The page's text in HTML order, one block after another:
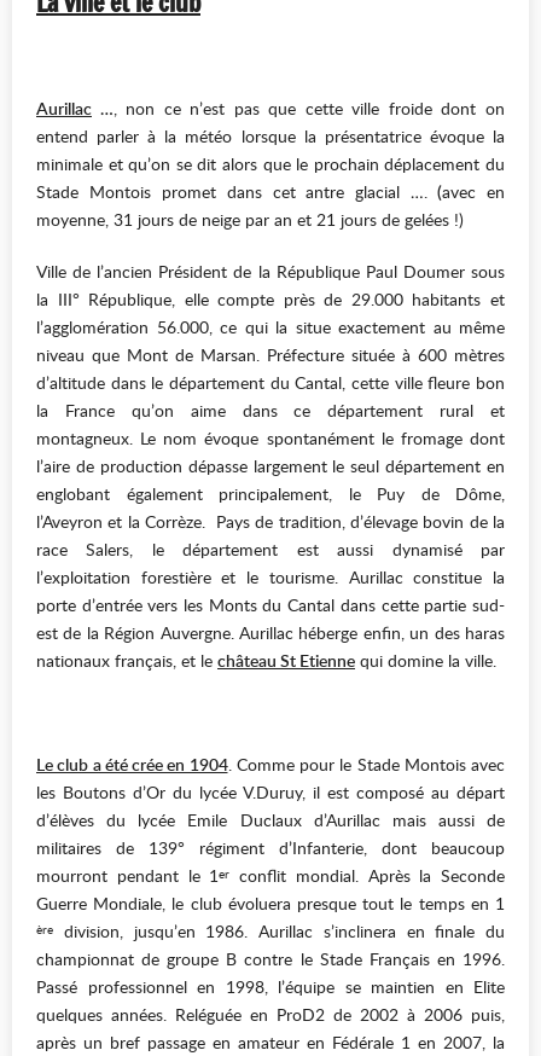
Aurillac …, non ce n’est pas que cette ville froide dont on
entend parler à la météo lorsque la présentatrice évoque la
minimale et qu’on se dit alors que le prochain déplacement du
Stade Montois promet dans cet antre glacial …. (avec en
moyenne, 31 jours de neige par an et 21 jours de gelées !)
Ville de l’ancien Président de la République Paul Doumer sous
la III° République, elle compte près de 29.000 habitants et
l’agglomération 56.000, ce qui la situe exactement au même
niveau que Mont de Marsan. Préfecture située à 600 mètres
d’altitude dans le département du Cantal, cette ville fleure bon
la France qu’on aime dans ce département rural et
montagneux. Le nom évoque spontanément le fromage dont
l’aire de production dépasse largement le seul département en
englobant également principalement, le Puy de Dôme,
l’Aveyron et la Corrèze. Pays de tradition, d’élevage bovin de la
race Salers, le département est aussi dynamisé par
l’exploitation forestière et le tourisme. Aurillac constitue la
porte d’entrée vers les Monts du Cantal dans cette partie sud-
est de la Région Auvergne. Aurillac héberge enfin, un des haras
nationaux français, et le château St Etienne qui domine la ville.
Le club a été crée en 1904. Comme pour le Stade Montois avec
les Boutons d’Or du lycée V.Duruy, il est composé au départ
d’élèves du lycée Emile Duclaux d’Aurillac mais aussi de
militaires de 139° régiment d’Infanterie, dont beaucoup
mourront pendant le 1er conflit mondial. Après la Seconde
Guerre Mondiale, le club évoluera presque tout le temps en 1
ère
division, jusqu’en 1986. Aurillac s’inclinera en finale du
championnat de groupe B contre le Stade Français en 1996.
Passé professionnel en 1998, l’équipe se maintien en Elite
quelques années. Reléguée en ProD2 de 2002 à 2006 puis,
après un bref passage en amateur en Fédérale 1 en 2007, la